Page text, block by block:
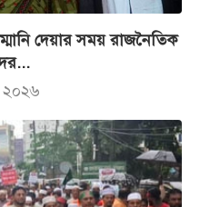
দেয়ার সময় রাজনৈতিক